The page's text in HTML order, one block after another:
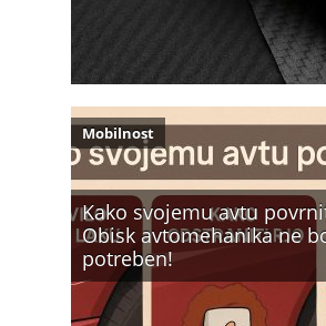
Kako svojemu avtu
Obisk avtomehanika ne
potreben!
Mobilnost